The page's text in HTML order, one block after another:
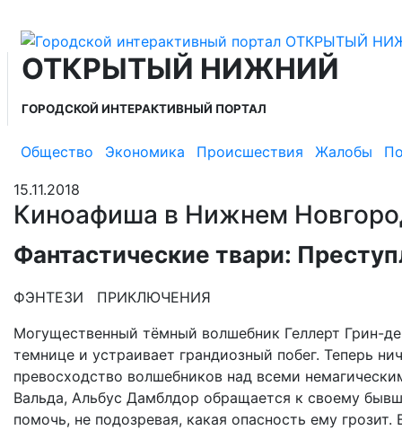
ОТКРЫТЫЙ НИЖНИЙ
ГОРОДСКОЙ ИНТЕРАКТИВНЫЙ ПОРТАЛ
Общество Экономика Происшествия Жалобы
15.11.2018
Киноафиша в Нижнем
Фантастические твари:
ФЭНТЕЗИ ПРИКЛЮЧЕНИЯ
Могущественный тёмный волшебник Геллерт Грин-
темнице и устраивает грандиозный побег. Теперь
превосходство волшебников над всеми
Вальда, Альбус Дамблдор обращается к своему
помочь, не подозревая, какая опасность ему